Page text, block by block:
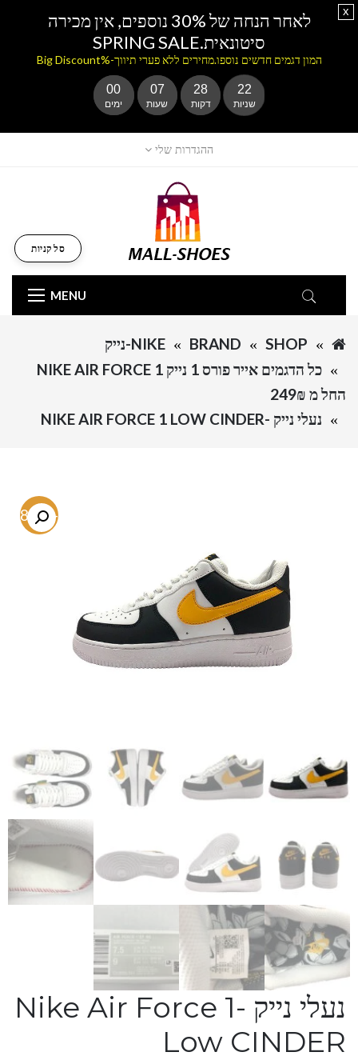
ההגדרות שלי
MENU
סל קניות
SHOP
BRAND
NIKE-נייק
כל הדגמים אייר פורס 1 נייק NIKE AIR FORCE 1
החל מ 249₪
נעלי נייק -NIKE AIR FORCE 1 LOW CINDER
-48.8%
נעלי נייק -Nike Air Force 1
Low CINDER
לאחר הנחה של 30% נוספים, אין מכירה
סיטונאית.SPRING SALE
המון דגמים חדשים נוספו.מחירים ללא פערי תיווך-%Big Discount
00
ימים
07
שעות
28
דקות
22
שניות
x